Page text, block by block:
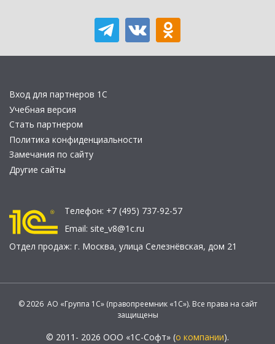
Вход для партнеров 1С
Учебная версия
Стать партнером
Политика конфиденциальности
Замечания по сайту
Другие сайты
Телефон: +7 (495) 737-92-57
Email: site_v8@1c.ru
Отдел продаж: г. Москва, улица Селезнёвская, дом 21
© 2026 АО «Группа 1С» (правопреемник «1С»). Все права на сайт
защищены
© 2011- 2026 ООО «1С-Софт» (о компании).